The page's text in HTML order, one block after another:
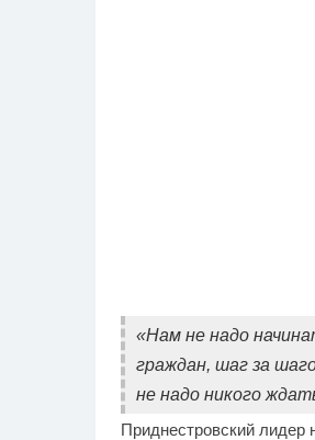
«Нам не надо
граждан, шаг за
не надо никого
Приднестровский лидер